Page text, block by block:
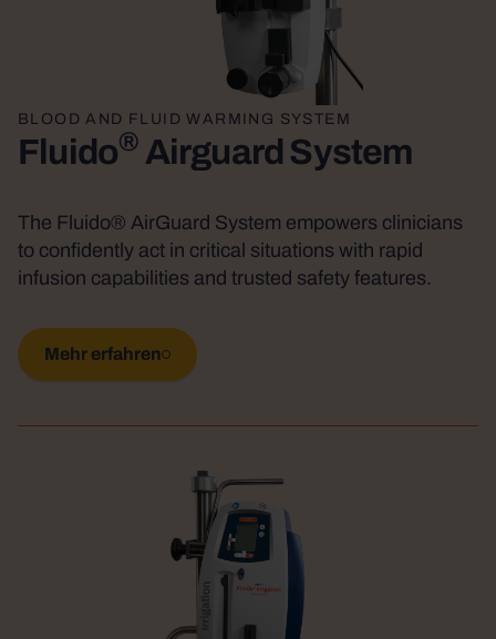
BLOOD AND FLUID WARMING SYSTEM
Fluido® Airguard System
The Fluido® AirGuard System empowers clinicians
to confidently act in critical situations with rapid
infusion capabilities and trusted safety features.
Mehr erfahren